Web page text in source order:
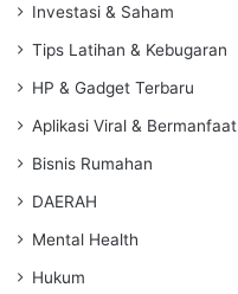
Investasi & Saham
Tips Latihan & Kebugaran
HP & Gadget Terbaru
Aplikasi Viral & Bermanfaat
Bisnis Rumahan
DAERAH
Mental Health
Hukum